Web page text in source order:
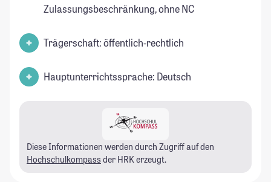
Zulassungsbeschränkung, ohne NC
Trägerschaft: öffentlich-rechtlich
Hauptunterrichtssprache: Deutsch
Diese Informationen werden durch Zugriff auf den
Hochschulkompass der HRK erzeugt.